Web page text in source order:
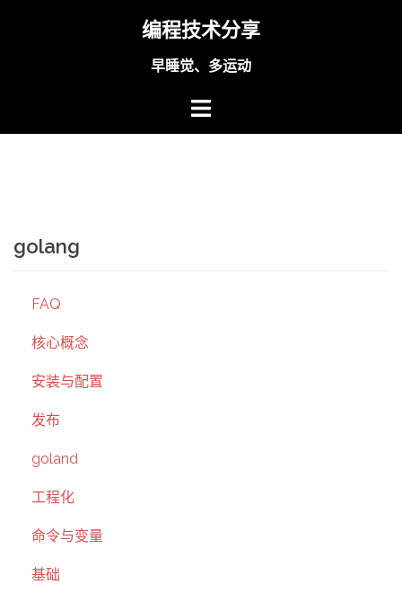
编程技术分享
早睡觉、多运动
golang
FAQ
核心概念
安装与配置
发布
goland
工程化
命令与变量
基础